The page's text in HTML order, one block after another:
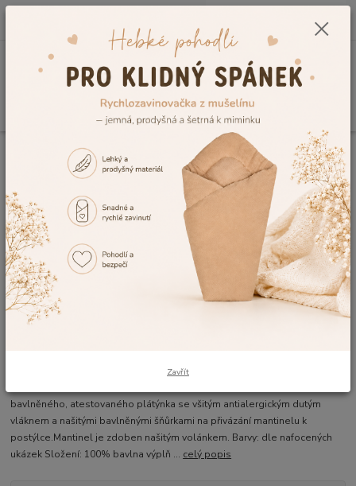
0,00 Kč
Vše do postýlky Mantinely do postýlky
Froté mantinely
Mantinel do postýlky Dětský svět plátýnkový oranžový
Mantinel do postýlky Dětský svět
plátýnkový oranžový
bavlněného, atestovaného plátýnka se všitým antialergickým dutým
vláknem a našitými bavlněnými šňůrkami na přivázání mantinelu k
postýlce.Mantinel je zdoben našitým volánkem. Barvy: dle nafocených
ukázek Složení: 100% bavlna výplň ... celý popis
Zavřít